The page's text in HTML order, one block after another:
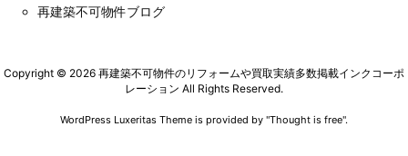
再建築不可物件ブログ
Copyright © 2026 再建築不可物件のリフォームや買取実績多数掲載インクコーポ
レーション All Rights Reserved.
WordPress Luxeritas Theme is provided by "Thought is free".